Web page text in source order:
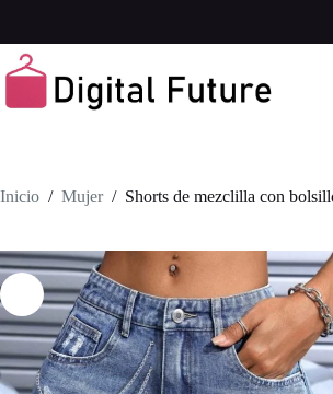
contenido
Inicio / Mujer / Shorts de mezclilla con